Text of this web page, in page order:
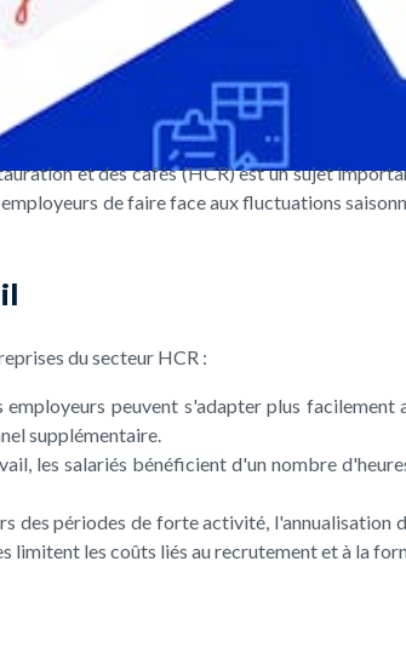
et des cafés (HCR) est un sujet
de faire face aux fluctuations
du secteur HCR :
peuvent s'adapter plus
supplémentaire.
les salariés bénéficient d'un nombre
des périodes de forte activité,
les coûts liés au recrutement et à la